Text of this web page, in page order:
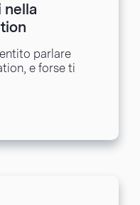
nella
parlare
e forse ti